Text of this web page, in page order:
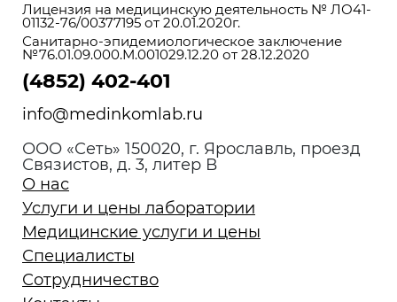
Лицензия на медицинскую деятельность № ЛО41-
01132-76/00377195 от 20.01.2020г.
Санитарно-эпидемиологическое заключение
№76.01.09.000.М.001029.12.20 от 28.12.2020
(4852) 402-401
info@medinkomlab.ru
ООО «Сеть» 150020, г. Ярославль, проезд
Связистов, д. 3, литер В
О нас
Услуги и цены лаборатории
Медицинские услуги и цены
Специалисты
Сотрудничество